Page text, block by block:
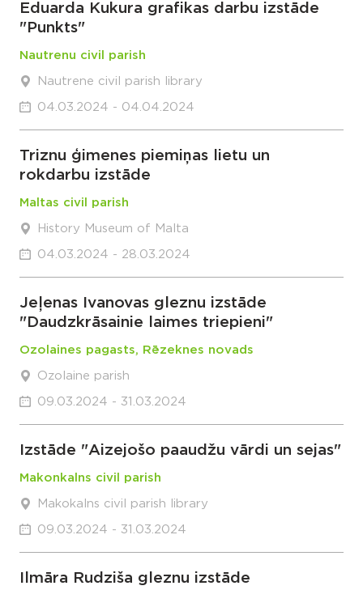
Eduarda Kukura grafikas darbu izstāde
"Punkts"
Nautrenu civil parish
Nautrene civil parish library
04.03.2024 - 04.04.2024
Triznu ģimenes piemiņas lietu un
rokdarbu izstāde
Maltas civil parish
History Museum of Malta
04.03.2024 - 28.03.2024
Jeļenas Ivanovas gleznu izstāde
"Daudzkrāsainie laimes triepieni"
Ozolaines pagasts, Rēzeknes novads
Ozolaine parish
09.03.2024 - 31.03.2024
Izstāde "Aizejošo paaudžu vārdi un sejas"
Makonkalns civil parish
Makokalns civil parish library
09.03.2024 - 31.03.2024
Ilmāra Rudziša gleznu izstāde